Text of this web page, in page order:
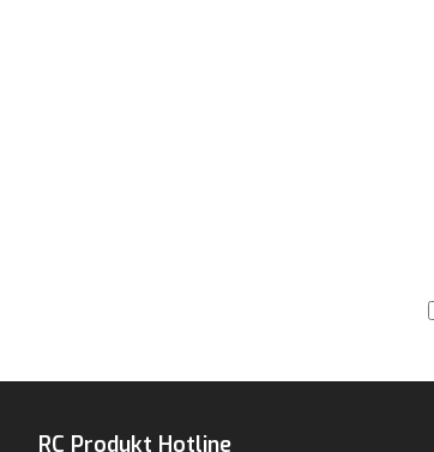
RC Produkt Hotline